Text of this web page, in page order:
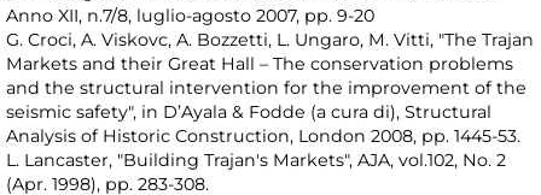
Anno XII, n.7/8, luglio-agosto 2007, pp. 9-20
G. Croci, A. Viskovc, A. Bozzetti, L. Ungaro, M. Vitti, "The Trajan
Markets and their Great Hall – The conservation problems
and the structural intervention for the improvement of the
seismic safety", in D’Ayala & Fodde (a cura di), Structural
Analysis of Historic Construction, London 2008, pp. 1445-53.
L. Lancaster, "Building Trajan's Markets", AJA, vol.102, No. 2
(Apr. 1998), pp. 283-308.